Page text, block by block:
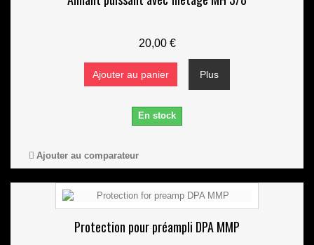
20,00 €
Ajouter au panier Plus
En stock
Ajouter au comparateur
Protection pour préampli DPA MMP